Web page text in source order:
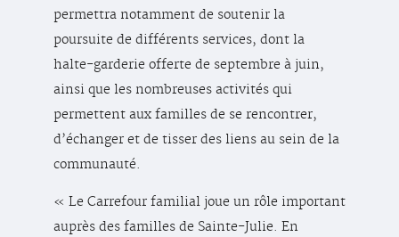
permettra notamment de soutenir la
poursuite de différents services, dont la
halte-garderie offerte de septembre à juin,
ainsi que les nombreuses activités qui
permettent aux familles de se rencontrer,
d’échanger et de tisser des liens au sein de la
communauté.
« Le Carrefour familial joue un rôle important
auprès des familles de Sainte-Julie. En